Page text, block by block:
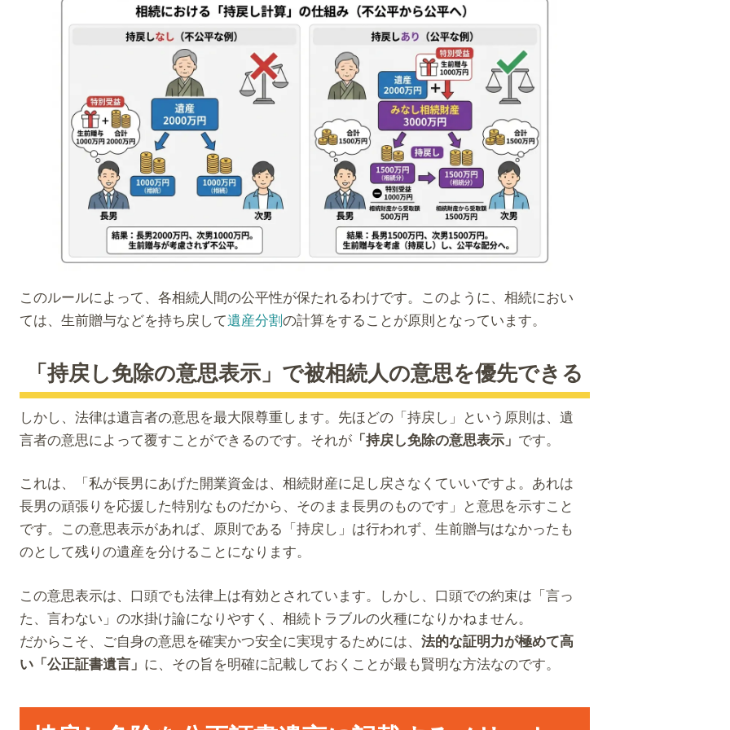
このルールによって、各相続人間の公平性が保たれるわけです。このように、相続におい
ては、生前贈与などを持ち戻して遺産分割の計算をすることが原則となっています。
「持戻し免除の意思表示」で被相続人の意思を優先できる
しかし、法律は遺言者の意思を最大限尊重します。先ほどの「持戻し」という原則は、遺
言者の意思によって覆すことができるのです。それが 「持戻し免除の意思表示」 です。
これは、「私が長男にあげた開業資金は、相続財産に足し戻さなくていいですよ。あれは
長男の頑張りを応援した特別なものだから、そのまま長男のものです」と意思を示すこと
です。この意思表示があれば、原則である「持戻し」は行われず、生前贈与はなかったも
のとして残りの遺産を分けることになります。
この意思表示は、口頭でも法律上は有効とされています。しかし、口頭での約束は「言っ
た、言わない」の水掛け論になりやすく、相続トラブルの火種になりかねません。
だからこそ、ご自身の意思を確実かつ安全に実現するためには、 法的な証明力が極めて高
い「公正証書遺言」 に、その旨を明確に記載しておくことが最も賢明な方法なのです。